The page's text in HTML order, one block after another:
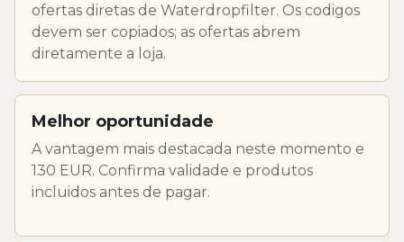
ofertas diretas de Waterdropfilter. Os codigos
devem ser copiados; as ofertas abrem
diretamente a loja.
Melhor oportunidade
A vantagem mais destacada neste momento e
130 EUR. Confirma validade e produtos
incluidos antes de pagar.